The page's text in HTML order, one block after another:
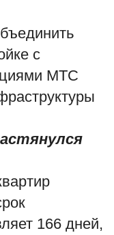
с
МТС
166 дней,